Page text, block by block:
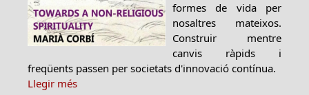
formes de vida per
nosaltres mateixos.
Construir mentre
canvis ràpids i
freqüents passen per societats d'innovació contínua.
Llegir més